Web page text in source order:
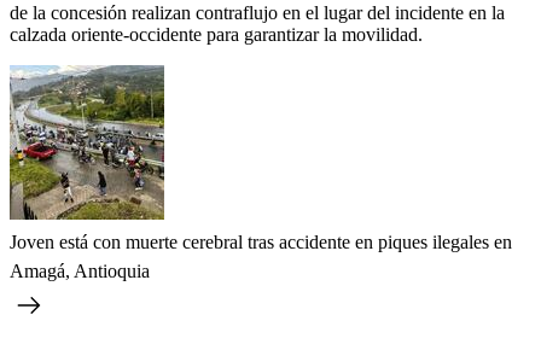
de la concesión realizan contraflujo en el lugar del incidente en la
calzada oriente-occidente para garantizar la movilidad.
Joven está con muerte cerebral tras accidente en piques ilegales en
Amagá, Antioquia